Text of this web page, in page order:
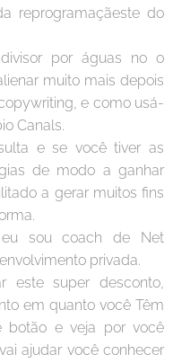
reprogramaçãeste do
por águas no o
muito mais depois
e como usá-
Canals.
e se você tiver as
de modo a ganhar
a gerar muitos fins
sou coach de Net
privada.
este super desconto,
em quanto você Têm
botão e veja por você
ajudar você conhecer